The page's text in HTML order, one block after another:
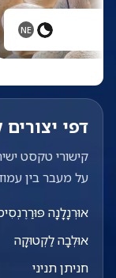
NE
דפי
קישורי טקסט
על מעבר בין
אוּרְנָלָנָה
אוּלְבָה לַקְטוּקָה
חניתן תניני